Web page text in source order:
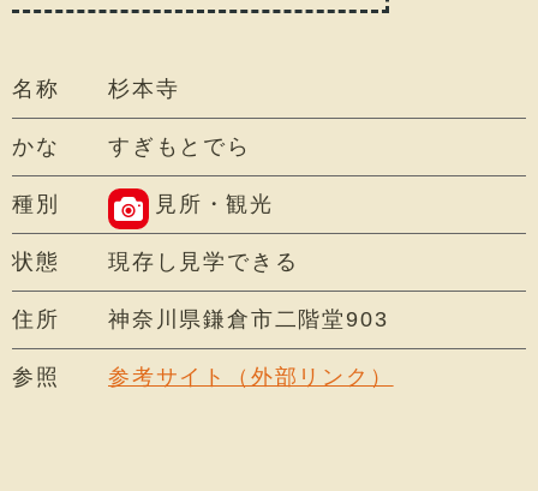
名称 杉本寺
かな すぎもとでら
種別 見所・観光
状態 現存し見学できる
住所 神奈川県鎌倉市二階堂903
参照 参考サイト（外部リンク）